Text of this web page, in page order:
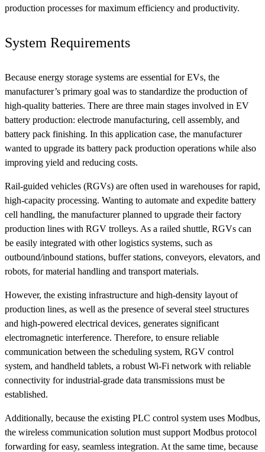
production processes for maximum efficiency and productivity.
System Requirements
Because energy storage systems are essential for EVs, the
manufacturer’s primary goal was to standardize the production of
high-quality batteries. There are three main stages involved in EV
battery production: electrode manufacturing, cell assembly, and
battery pack finishing. In this application case, the manufacturer
wanted to upgrade its battery pack production operations while also
improving yield and reducing costs.
Rail-guided vehicles (RGVs) are often used in warehouses for rapid,
high-capacity processing. Wanting to automate and expedite battery
cell handling, the manufacturer planned to upgrade their factory
production lines with RGV trolleys. As a railed shuttle, RGVs can
be easily integrated with other logistics systems, such as
outbound/inbound stations, buffer stations, conveyors, elevators, and
robots, for material handling and transport materials.
However, the existing infrastructure and high-density layout of
production lines, as well as the presence of several steel structures
and high-powered electrical devices, generates significant
electromagnetic interference. Therefore, to ensure reliable
communication between the scheduling system, RGV control
system, and handheld tablets, a robust Wi-Fi network with reliable
connectivity for industrial-grade data transmissions must be
established.
Additionally, because the existing PLC control system uses Modbus,
the wireless communication solution must support Modbus protocol
forwarding for easy, seamless integration. At the same time, because